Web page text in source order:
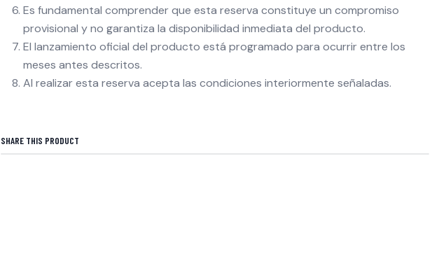
Es fundamental comprender que esta reserva constituye un compromiso
provisional y no garantiza la disponibilidad inmediata del producto.
El lanzamiento oficial del producto está programado para ocurrir entre los
meses antes descritos.
Al realizar esta reserva acepta las condiciones interiormente señaladas.
SHARE THIS PRODUCT